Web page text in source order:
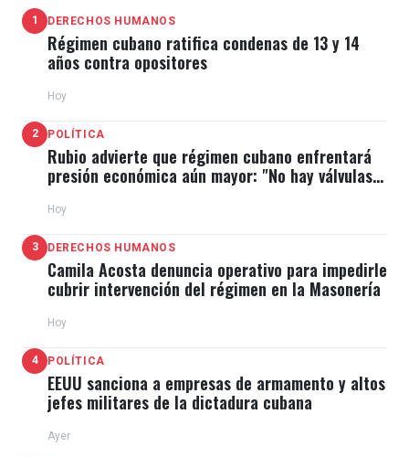
1 DERECHOS HUMANOS
Régimen cubano ratifica condenas de 13 y 14
años contra opositores
Hoy
2 POLÍTICA
Rubio advierte que régimen cubano enfrentará
presión económica aún mayor: "No hay válvulas
Hoy
3 DERECHOS HUMANOS
Camila Acosta denuncia operativo para impedirle
cubrir intervención del régimen en la Masonería
Hoy
4 POLÍTICA
EEUU sanciona a empresas de armamento y altos
jefes militares de la dictadura cubana
Ayer